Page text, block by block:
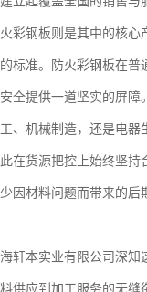
彩钢板则是其中的核心
标准。防火彩钢板在普
全提供一道坚实的屏障。
、机械制造，还是电器
在货源把控上始终坚持
材料问题而带来的后
轩本实业有限公司深知
供应到加工服务的无缝